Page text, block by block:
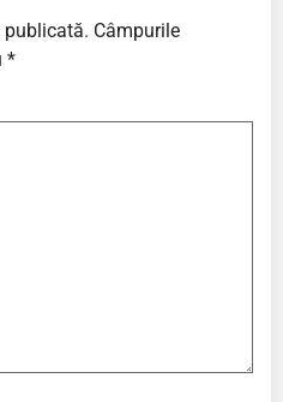
publicată. Câmpurile
*